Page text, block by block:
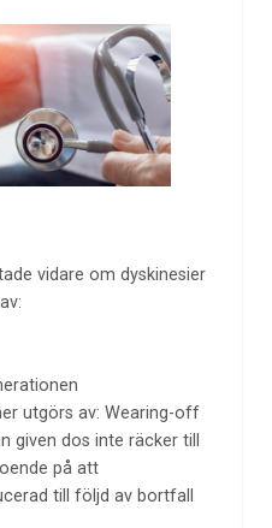
vidare om dyskinesier
utgörs av: Wearing-off
given dos inte räcker till
på att
till följd av bortfall